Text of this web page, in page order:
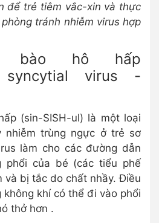
để trẻ tiêm vắc-xin và thực
tránh nhiễm virus hợp
bào hô hấp
syncytial virus -
(sin-SISH-ul) là một loại
nhiễm trùng ngực ở trẻ sơ
làm cho các đường dẫn
phổi của bé (các tiểu phế
và bị tắc do chất nhầy. Điều
không khí có thể đi vào phổi
thở hơn .